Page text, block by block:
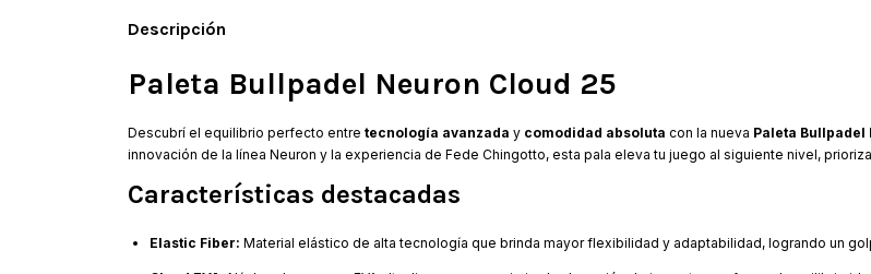
Descripción
Paleta Bullpadel Neuron Cloud 25
Descubrí el equilibrio perfecto entre tecnología avanzada y comodidad absoluta con la nueva Paleta Bullpadel
innovación de la línea Neuron y la experiencia de Fede Chingotto, esta pala eleva tu juego al siguiente nivel,
Características destacadas
Elastic Fiber: Material elástico de alta tecnología que brinda mayor flexibilidad y adaptabilidad, logrando un